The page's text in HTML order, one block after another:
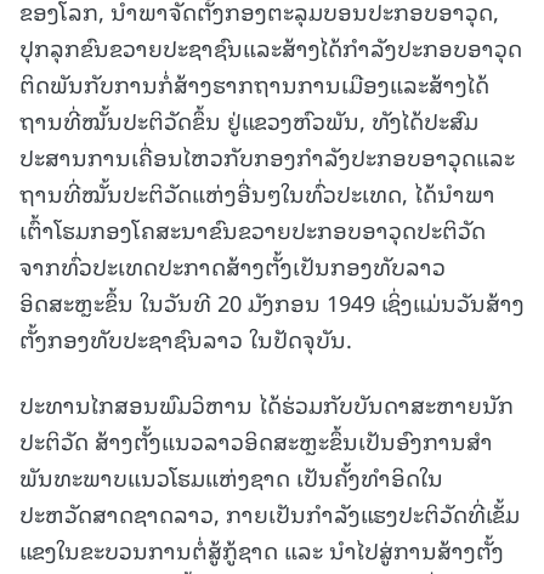
ຂອງໂລກ, ນຳພາຈັດຕັ້ງກອງຕະລຸມບອນປະກອບອາວຸດ,
ປຸກລຸກຂົນຂວາຍປະຊາຊົນແລະສ້າງໄດ້ກໍາລັງປະກອບອາວຸດ
ຕິດພັນກັບການກໍ່ສ້າງຮາກຖານການເມືອງແລະສ້າງໄດ້
ຖານທີ່ໝັ້ນປະຕິວັດຂຶ້ນ ຢູ່ແຂວງຫົວພັນ, ທັງໄດ້ປະສົມ
ປະສານການເຄື່ອນໄຫວກັບກອງກຳລັງປະກອບອາວຸດແລະ
ຖານທີ່ໝັ້ນປະຕິວັດແຫ່ງອື່ນໆໃນທົ່ວປະເທດ, ໄດ້ນໍາພາ
ເຕົ້າໂຮມກອງໂຄສະນາຂົນຂວາຍປະກອບອາວຸດປະຕິວັດ
ຈາກທົ່ວປະເທດປະກາດສ້າງຕັ້ງເປັນກອງທັບລາວ
ອິດສະຫຼະຂຶ້ນ ໃນວັນທີ 20 ມັງກອນ 1949 ເຊິ່ງແມ່ນວັນສ້າງ
ຕັ້ງກອງທັບປະຊາຊົນລາວ ໃນປັດຈຸບັນ.
ປະທານໄກສອນພົມວິຫານ ໄດ້ຮ່ວມກັບບັນດາສະຫາຍນັກ
ປະຕິວັດ ສ້າງຕັ້ງແນວລາວອິດສະຫຼະຂຶ້ນເປັນອົງການສໍາ
ພັນທະພາບແນວໂຮມແຫ່ງຊາດ ເປັນຄັ້ງທໍາອິດໃນ
ປະຫວັດສາດຊາດລາວ, ກາຍເປັນກໍາລັງແຮງປະຕິວັດທີ່ເຂັ້ມ
ແຂງໃນຂະບວນການຕໍ່ສູ້ກູ້ຊາດ ແລະ ນໍາໄປສູ່ການສ້າງຕັ້ງ